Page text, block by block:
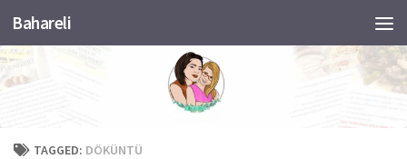
Skip to content
Bahareli
TAGGED: DÖKÜNTÜ